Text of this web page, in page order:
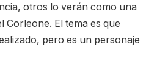
otros lo verán como una
Corleone. El tema es que
pero es un personaje